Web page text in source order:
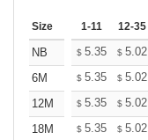
Size 1-11 12-35
NB $ 5.35 $ 5.02
6M
$ 5.35 $ 5.02
12M
$ 5.35 $ 5.02
18M
$ 5.35 $ 5.02